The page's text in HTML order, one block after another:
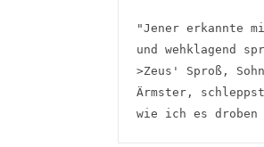
"Jener erkannte
und wehklagend
>Zeus' Sproß,
Ärmster,
wie ich es